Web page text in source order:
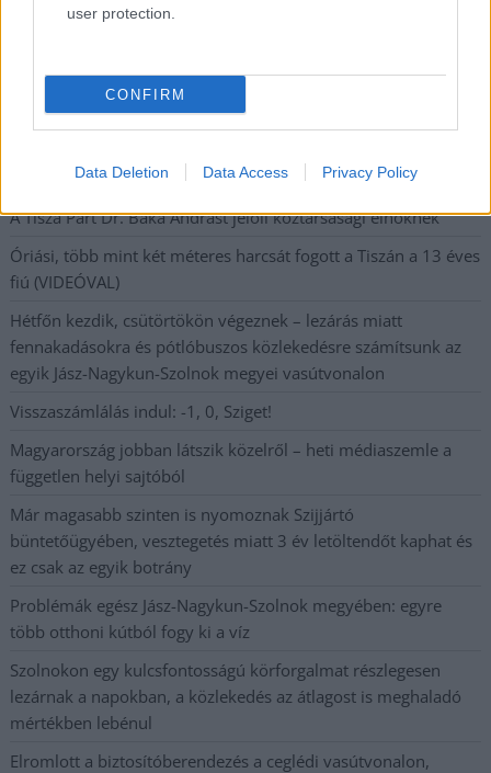
user protection.
CONFIRM
Data Deletion Data Access Privacy Policy
postaládájába érkezik!
A Tisza Párt Dr. Baka Andrást jelöli köztársasági elnöknek
Óriási, több mint két méteres harcsát fogott a Tiszán a 13 éves
fiú (VIDEÓVAL)
Hétfőn kezdik, csütörtökön végeznek – lezárás miatt
fennakadásokra és pótlóbuszos közlekedésre számítsunk az
egyik Jász-Nagykun-Szolnok megyei vasútvonalon
Visszaszámlálás indul: -1, 0, Sziget!
Magyarország jobban látszik közelről – heti médiaszemle a
független helyi sajtóból
Már magasabb szinten is nyomoznak Szijjártó
büntetőügyében, vesztegetés miatt 3 év letöltendőt kaphat és
ez csak az egyik botrány
Problémák egész Jász-Nagykun-Szolnok megyében: egyre
több otthoni kútból fogy ki a víz
Szolnokon egy kulcsfontosságú körforgalmat részlegesen
lezárnak a napokban, a közlekedés az átlagost is meghaladó
mértékben lebénul
Elromlott a biztosítóberendezés a ceglédi vasútvonalon,